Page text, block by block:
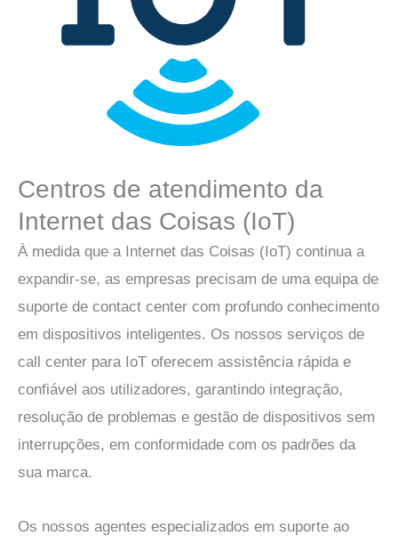
Centros de atendimento da
Internet das Coisas (IoT)
À medida que a Internet das Coisas (IoT) continua a
expandir-se, as empresas precisam de uma equipa de
suporte de contact center com profundo conhecimento
em dispositivos inteligentes. Os nossos serviços de
call center para IoT oferecem assistência rápida e
confiável aos utilizadores, garantindo integração,
resolução de problemas e gestão de dispositivos sem
interrupções, em conformidade com os padrões da
sua marca.
Os nossos agentes especializados em suporte ao